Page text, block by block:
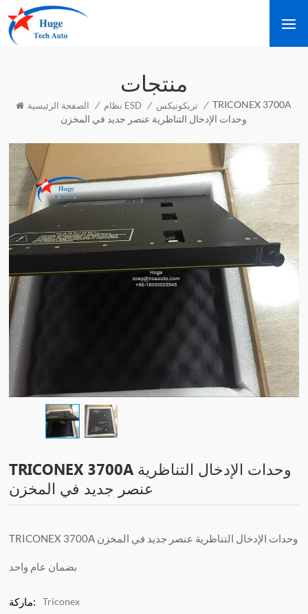
منتجات
الصفحة الرئيسية / نظام ESD / تريكونيكس / TRICONEX 3700A
وحدات الإدخال التناظرية عنصر جديد في المخزن
TRICONEX 3700A وحدات الإدخال التناظرية
عنصر جديد في المخزن
TRICONEX 3700A وحدات الإدخال التناظرية عنصر جديد في المخزن
بضمان عام واحد
ماركة: Triconex